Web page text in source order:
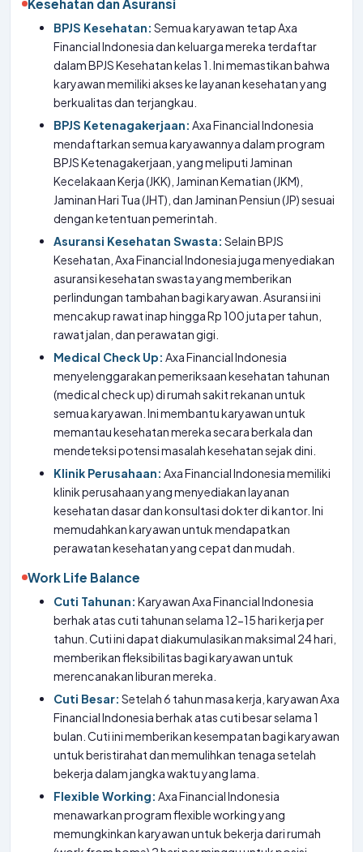
Kesehatan dan Asuransi
BPJS Kesehatan: Semua karyawan tetap Axa
Financial Indonesia dan keluarga mereka terdaftar
dalam BPJS Kesehatan kelas 1. Ini memastikan bahwa
karyawan memiliki akses ke layanan kesehatan yang
berkualitas dan terjangkau.
BPJS Ketenagakerjaan: Axa Financial Indonesia
mendaftarkan semua karyawannya dalam program
BPJS Ketenagakerjaan, yang meliputi Jaminan
Kecelakaan Kerja (JKK), Jaminan Kematian (JKM),
Jaminan Hari Tua (JHT), dan Jaminan Pensiun (JP) sesuai
dengan ketentuan pemerintah.
Asuransi Kesehatan Swasta: Selain BPJS
Kesehatan, Axa Financial Indonesia juga menyediakan
asuransi kesehatan swasta yang memberikan
perlindungan tambahan bagi karyawan. Asuransi ini
mencakup rawat inap hingga Rp 100 juta per tahun,
rawat jalan, dan perawatan gigi.
Medical Check Up: Axa Financial Indonesia
menyelenggarakan pemeriksaan kesehatan tahunan
(medical check up) di rumah sakit rekanan untuk
semua karyawan. Ini membantu karyawan untuk
memantau kesehatan mereka secara berkala dan
mendeteksi potensi masalah kesehatan sejak dini.
Klinik Perusahaan: Axa Financial Indonesia memiliki
klinik perusahaan yang menyediakan layanan
kesehatan dasar dan konsultasi dokter di kantor. Ini
memudahkan karyawan untuk mendapatkan
perawatan kesehatan yang cepat dan mudah.
Work Life Balance
Cuti Tahunan: Karyawan Axa Financial Indonesia
berhak atas cuti tahunan selama 12-15 hari kerja per
tahun. Cuti ini dapat diakumulasikan maksimal 24 hari,
memberikan fleksibilitas bagi karyawan untuk
merencanakan liburan mereka.
Cuti Besar: Setelah 6 tahun masa kerja, karyawan Axa
Financial Indonesia berhak atas cuti besar selama 1
bulan. Cuti ini memberikan kesempatan bagi karyawan
untuk beristirahat dan memulihkan tenaga setelah
bekerja dalam jangka waktu yang lama.
Flexible Working: Axa Financial Indonesia
menawarkan program flexible working yang
memungkinkan karyawan untuk bekerja dari rumah